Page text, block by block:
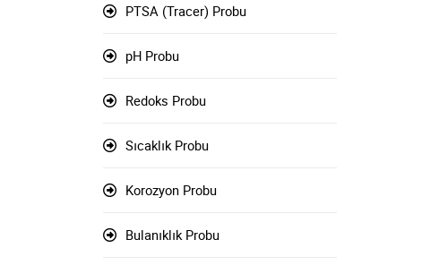
PTSA (Tracer) Probu
pH Probu
Redoks Probu
Sıcaklık Probu
Korozyon Probu
Bulanıklık Probu